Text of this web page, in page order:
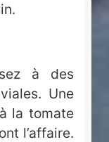
à des
Une
la tomate
l’affaire.